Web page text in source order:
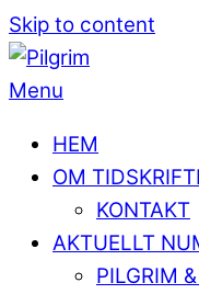
Skip to content
Menu
HEM
OM
KONTAKT
AKTUELLT
PILGRIM